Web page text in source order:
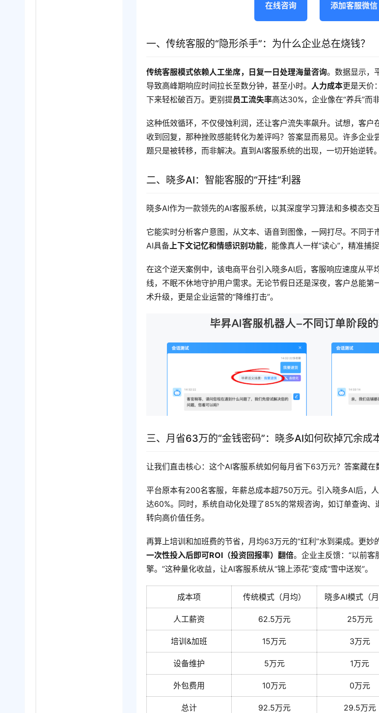
在线咨询 添加客服微信
一、传统客服的“隐形杀手”：为什么企业总在烧钱？
传统客服模式依赖人工坐席，日复一日处理海量咨询。数据显示，
导致高峰期响应时间拉长至数分钟，甚至小时。 人力成本更是天价
下来轻松破百万。更别提员工流失率高达30%，企业像在“养兵”而非
这种低效循环，不仅侵蚀利润，还让客户流失率飙升。试想，客户
收到回复，那种挫败感能转化为差评吗？答案显而易见。许多企业
题只是被转移，而非解决。直到AI客服系统的出现，一切开始逆转。
二、晓多AI：智能客服的“开挂”利器
晓多AI作为一款领先的AI客服系统，以其深度学习算法和多模态交
它能实时分析客户意图，从文本、语音到图像，一网打尽。不同于
AI具备上下文记忆和情感识别功能，能像真人一样“读心”，精准捕
在这个逆天案例中，该电商平台引入晓多AI后，客服响应速度从
线，不眠不休地守护用户需求。无论节假日还是深夜，客户总能第
术升级，更是企业运营的“降维打击”。
三、月省63万的“金钱密码”：晓多AI如何砍掉冗余成
让我们直击核心：这个AI客服系统如何每月省下63万元？答案藏在
平台原本有200名客服，年薪总成本超750万元。引入晓多AI后，
达60%。同时，系统自动化处理了85%的常规咨询，如订单查询、
转向高价值任务。
再算上培训和加班费的节省，月均63万元的“红利”水到渠成。更妙
一次性投入后即可ROI（投资回报率）翻倍。企业主反馈：“以前
擎。”这种量化收益，让AI客服系统从“锦上添花”变成“雪中送炭”。
成本项 传统模式（月均） 晓多AI模式（月
人工薪资 62.5万元 25万元
培训&加班 15万元 3万元
设备维护 5万元 1万元
外包费用 10万元 0万元
总计 92.5万元 29.5万元